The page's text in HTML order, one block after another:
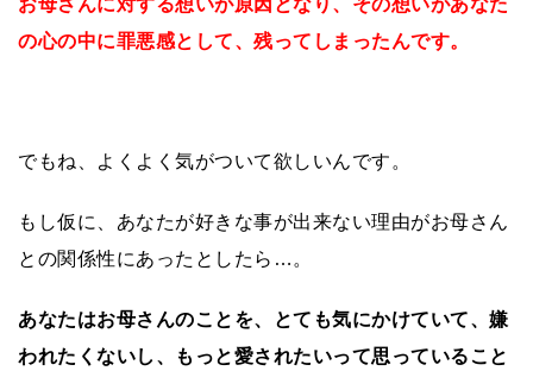
の心の中に罪悪感として、残ってしまったんです。
でもね、よくよく気がついて欲しいんです。
もし仮に、あなたが好きな事が出来ない理由がお母さん
との関係性にあったとしたら…。
あなたはお母さんのことを、とても気にかけていて、嫌
われたくないし、もっと愛されたいって思っていること